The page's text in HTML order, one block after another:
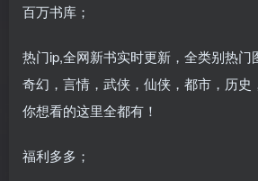
百万书库；
热门ip,全网新书实时更新，全类别热门
奇幻，言情，武侠，仙侠，都市，历史
你想看的这里全都有！
福利多多；